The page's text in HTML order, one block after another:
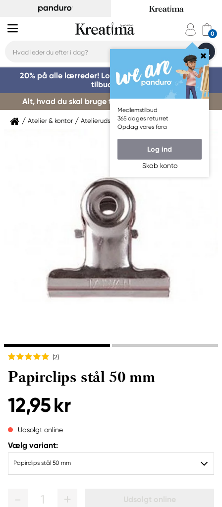
Medlemstilbud
365 dages returret
Opdag vores fora
Log ind
Skab konto
20% på alle lærreder! Log på for at benytte dig af
tilbuddet »
Alt, hvad du skal bruge til kursusstart – køb her »
Atelier & kontor Atelierudstyr Clips & papirklemmer
(2)
Papirclips stål 50 mm
12,95 kr
Udsolgt online
Vælg variant:
Papirclips stål 50 mm
1 Udsolgt online